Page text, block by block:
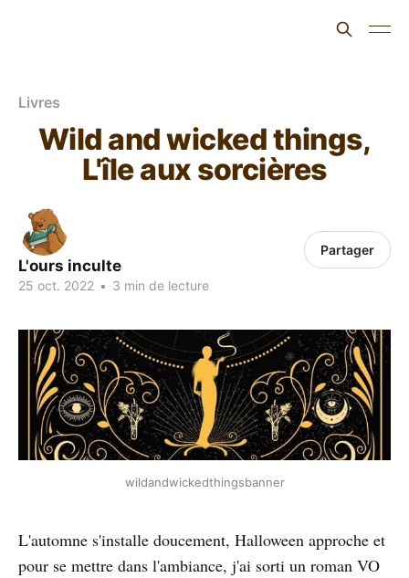
Livres
Wild and wicked things,
L'île aux sorcières
L'ours inculte
25 oct. 2022 • 3 min de lecture
Partager
wildandwickedthingsbanner
L'automne s'installe doucement, Halloween approche et
pour se mettre dans l'ambiance, j'ai sorti un roman VO